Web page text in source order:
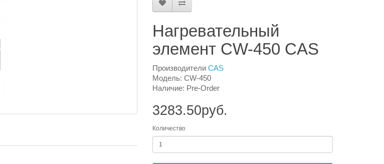
Нагревательный
элемент CW-450 CAS
Производители CAS
Модель: CW-450
Наличие: Pre-Order
3283.50руб.
Количество